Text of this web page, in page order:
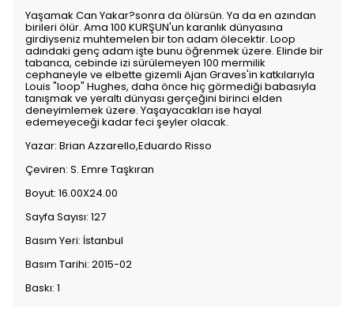
Yaşamak Can Yakar?sonra da ölürsün. Ya da en azından
birileri ölür. Ama 100 KURŞUN'un karanlık dünyasına
girdiyseniz muhtemelen bir ton adam ölecektir. Loop
adındaki genç adam işte bunu öğrenmek üzere. Elinde bir
tabanca, cebinde izi sürülemeyen 100 mermilik
cephaneyle ve elbette gizemli Ajan Graves'in katkılarıyla
Louis "loop" Hughes, daha önce hiç görmediği babasıyla
tanışmak ve yeraltı dünyası gerçeğini birinci elden
deneyimlemek üzere. Yaşayacakları ise hayal
edemeyeceği kadar feci şeyler olacak.
Yazar: Brian Azzarello,Eduardo Risso
Çeviren: S. Emre Taşkıran
Boyut: 16.00X24.00
Sayfa Sayısı: 127
Basım Yeri: İstanbul
Basım Tarihi: 2015-02
Baskı: 1